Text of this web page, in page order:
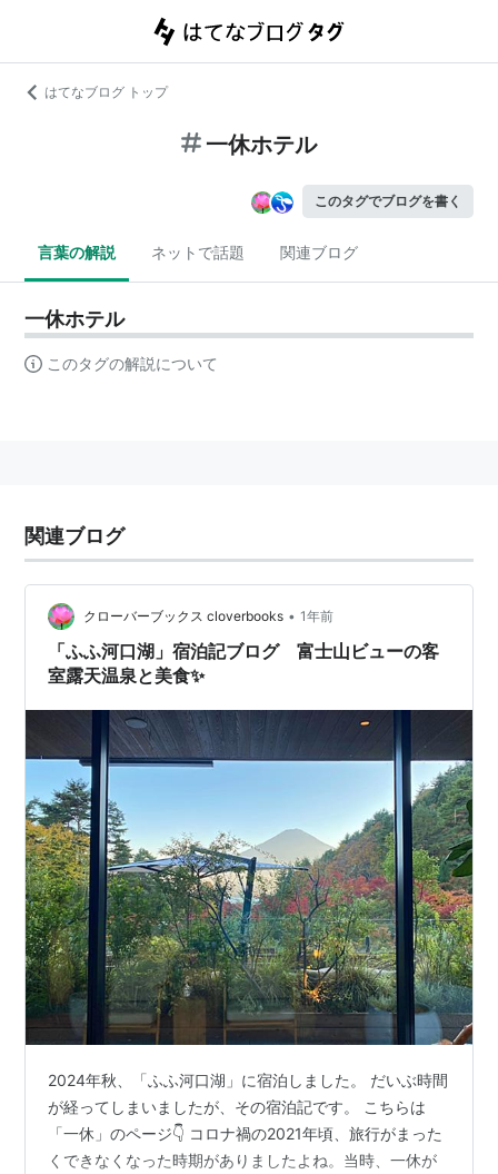
はてなブログ トップ
一休ホテル
このタグでブログを書く
言葉の解説 ネットで話題 関連ブログ
一休ホテル
このタグの解説について
関連ブログ
クローバーブックス cloverbooks • 1年前
「ふふ河口湖」宿泊記ブログ 富士山ビューの客
室露天温泉と美食✨
2024年秋、「ふふ河口湖」に宿泊しました。 だいぶ時間
が経ってしまいましたが、その宿泊記です。 こちらは
「一休」のページ👇 コロナ禍の2021年頃、旅行がまった
くできなくなった時期がありましたよね。当時、一休が